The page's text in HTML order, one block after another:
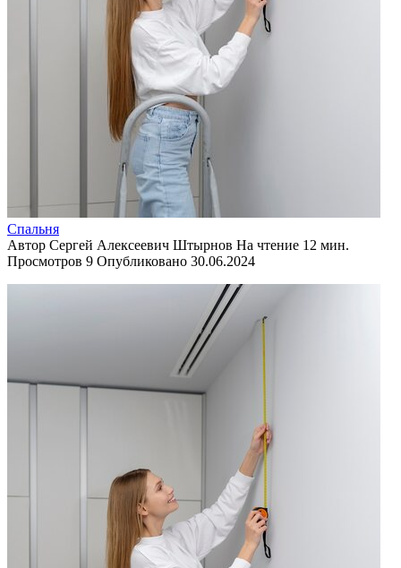
Спальня
Автор Сергей Алексеевич Штырнов На чтение 12 мин.
Просмотров 9 Опубликовано 30.06.2024